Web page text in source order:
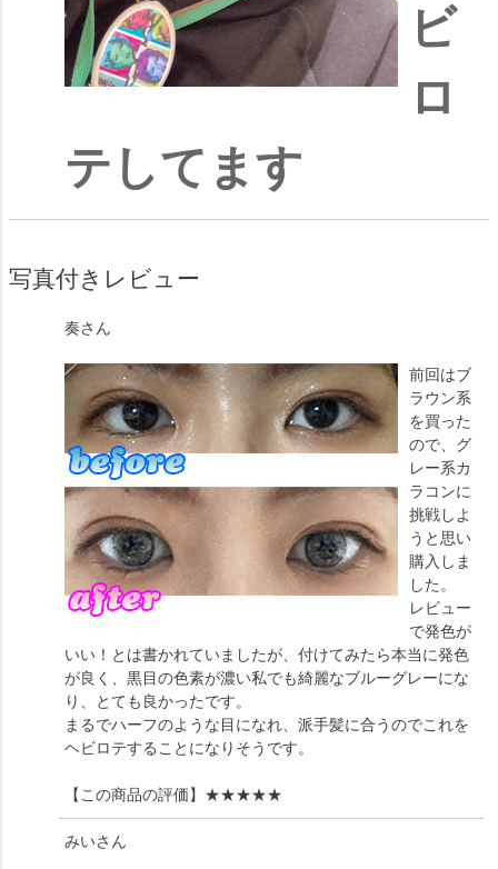
ビ
ロ
テしてます
写真付きレビュー
奏さん
前回はブ
ラウン系
を買った
ので、グ
レー系カ
ラコンに
挑戦しよ
うと思い
購入しま
した。
レビュー
で発色が
いい！とは書かれていましたが、付けてみたら本当に発色
が良く、黒目の色素が濃い私でも綺麗なブルーグレーにな
り、とても良かったです。
まるでハーフのような目になれ、派手髪に合うのでこれを
ヘビロテすることになりそうです。
【この商品の評価】 ★★★★★
みいさん